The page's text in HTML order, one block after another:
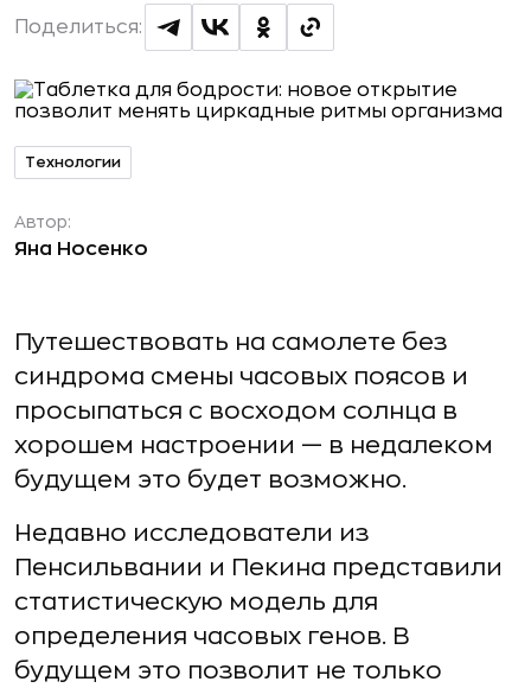
Поделиться:
Технологии
Автор:
Яна Носенко
Путешествовать на самолете без
синдрома смены часовых поясов и
просыпаться с восходом солнца в
хорошем настроении — в недалеком
будущем это будет возможно.
Недавно исследователи из
Пенсильвании и Пекина представили
статистическую модель для
определения часовых генов. В
будущем это позволит не только